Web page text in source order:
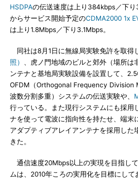
HSDPAの伝送速度は上り384kbps／下り
からサービス開始予定のCDMA2000 1x
は上り1.8Mbps／下り3.1Mbps。
同社は8月1日に無線局実験免許を取得
照）
、虎ノ門地域のビルと郊外（場所は
ンテナと基地局実験設備を設置して、
OFDM（Orthogonal Frequency Division
波数分割多重）システムの伝送実験や、
行っている。また現行システムにも採用
ナを使って電波に指向性を持たせ、端末
アダプティブアレイアンテナを採用した
きた。
通信速度20Mbps以上の実現を目指し
ムは、2010年ころの実用化を目標にして